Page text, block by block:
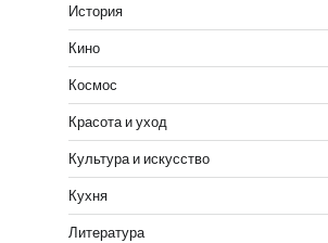
История
Кино
Космос
Красота и уход
Культура и искусство
Кухня
Литература